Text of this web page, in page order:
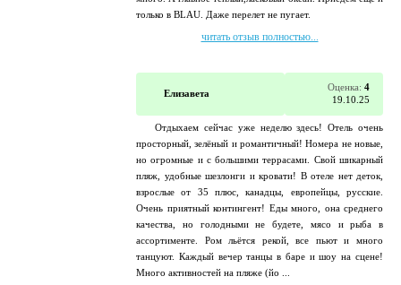
только в BLAU. Даже перелет не пугает.
читать отзыв полностью...
Елизавета
Оценка: 4
19.10.25
Отдыхаем сейчас уже неделю здесь! Отель очень
просторный, зелёный и романтичный! Номера не новые,
но огромные и с большими террасами. Свой шикарный
пляж, удобные шезлонги и кровати! В отеле нет деток,
взрослые от 35 плюс, канадцы, европейцы, русские.
Очень приятный контингент! Еды много, она среднего
качества, но голодными не будете, мясо и рыба в
ассортименте. Ром льётся рекой, все пьют и много
танцуют. Каждый вечер танцы в баре и шоу на сцене!
Много активностей на пляже (йо ...